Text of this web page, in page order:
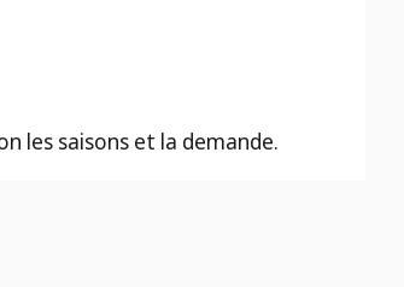
les saisons et la demande.